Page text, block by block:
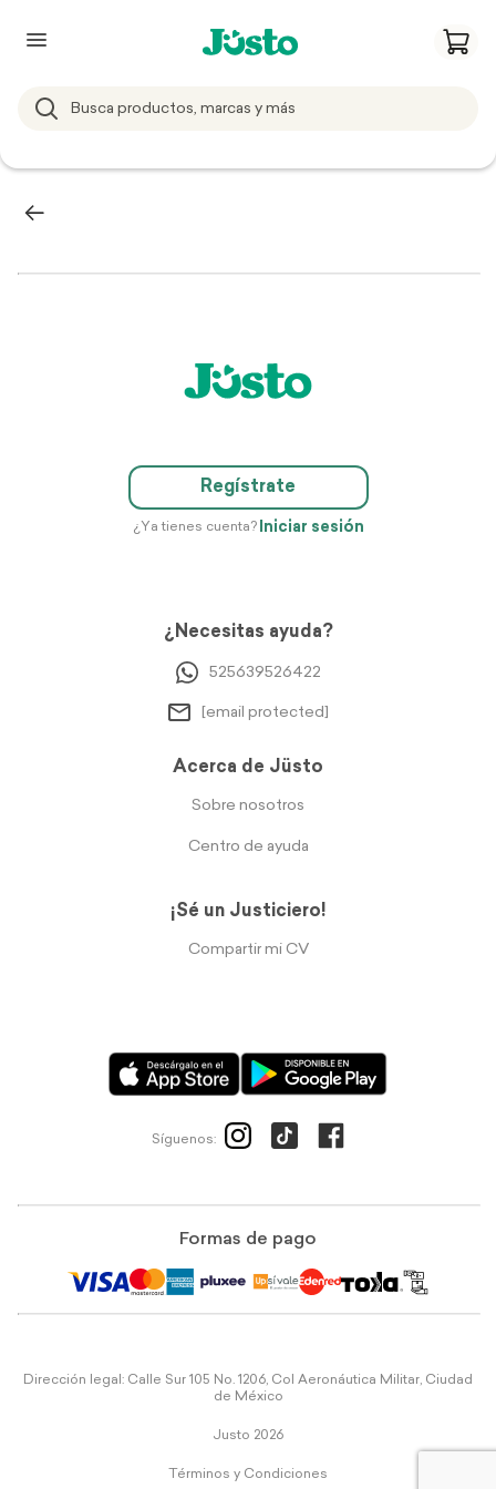
Regístrate
¿Ya tienes cuenta? Iniciar sesión
¿Necesitas ayuda?
525639526422
[email protected]
Acerca de Jüsto
Sobre nosotros
Centro de ayuda
¡Sé un Justiciero!
Compartir mi CV
Síguenos:
Formas de pago
Dirección legal: Calle Sur 105 No. 1206, Col Aeronáutica Militar, Ciudad
de México
Justo 2026
Términos y Condiciones